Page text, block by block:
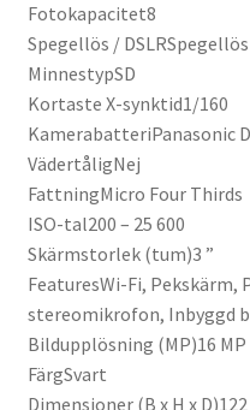
Fotokapacitet8
Spegellös / DSLRSpegellös
MinnestypSD
Kortaste X-synktid1/160
KamerabatteriPanasonic
VädertåligNej
FattningMicro Four Thirds
ISO-tal200 – 25 600
Skärmstorlek (tum)3 ”
FeaturesWi-Fi, Pekskärm,
stereomikrofon, Inbyggd
Bildupplösning (MP)16 MP
FärgSvart
Dimensioner (B x H x